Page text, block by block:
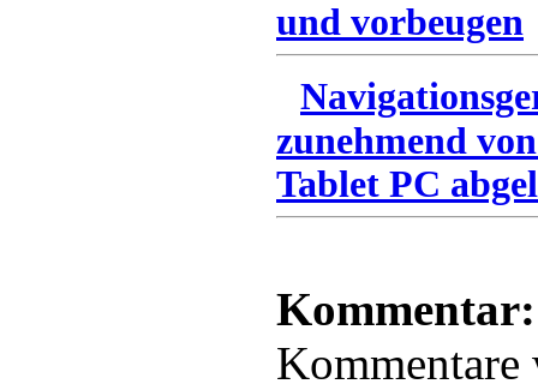
und vorbeugen
zunehmend
Tablet PC
Kommentar: